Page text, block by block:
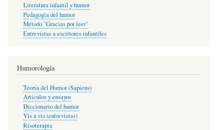
Literatura infantil y humor
Pedagogía del humor
Método "Gracias por leer"
Entrevistas a escritores infantiles
Humorología
Teoría del Humor (Sapiens)
Artículos y ensayos
Diccionario del humor
Vis a vis (entrevistas)
Risoterapia